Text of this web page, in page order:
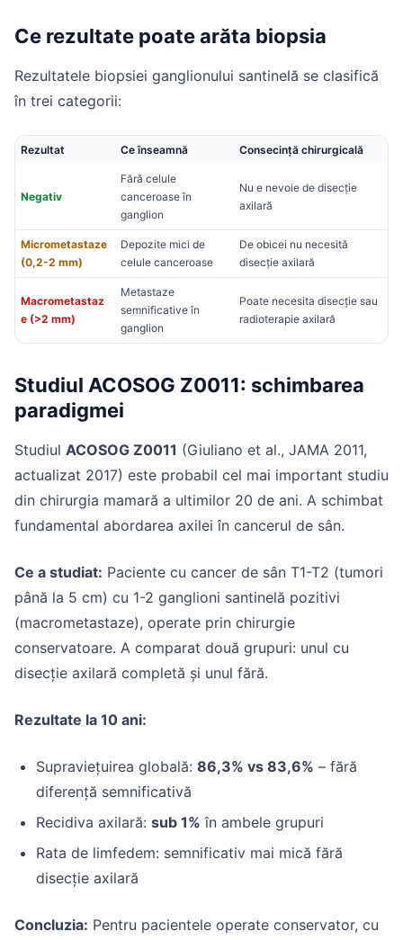
Ce rezultate poate arăta biopsia
Rezultatele biopsiei ganglionului santinelă se clasifică
în trei categorii:
Rezultat Ce înseamnă Consecință chirurgicală
Negativ
Fără celule
canceroase în
ganglion
Nu e nevoie de disecție
axilară
Micrometastaze
(0,2-2 mm)
Depozite mici de
celule canceroase
De obicei nu necesită
disecție axilară
Macrometastaz
e (>2 mm)
Metastaze
semnificative în
ganglion
Poate necesita disecție sau
radioterapie axilară
Studiul ACOSOG Z0011: schimbarea
paradigmei
Studiul ACOSOG Z0011 (Giuliano et al., JAMA 2011,
actualizat 2017) este probabil cel mai important studiu
din chirurgia mamară a ultimilor 20 de ani. A schimbat
fundamental abordarea axilei în cancerul de sân.
Ce a studiat: Paciente cu cancer de sân T1-T2 (tumori
până la 5 cm) cu 1-2 ganglioni santinelă pozitivi
(macrometastaze), operate prin chirurgie
conservatoare. A comparat două grupuri: unul cu
disecție axilară completă și unul fără.
Rezultate la 10 ani:
Supraviețuirea globală: 86,3% vs 83,6% – fără
diferență semnificativă
Recidiva axilară: sub 1% în ambele grupuri
Rata de limfedem: semnificativ mai mică fără
disecție axilară
Concluzia: Pentru pacientele operate conservator, cu